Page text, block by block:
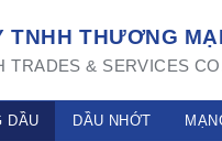
TNHH THƯƠNG
TRADES & SERVICES
DẦU DẦU NHỚT